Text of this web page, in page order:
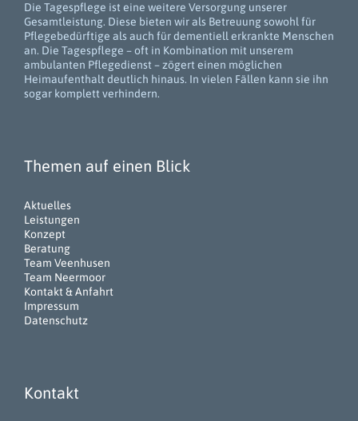
Die Tagespflege ist eine weitere Versorgung unserer
Gesamtleistung. Diese bieten wir als Betreuung sowohl für
Pflegebedürftige als auch für dementiell erkrankte Menschen
an. Die Tagespflege – oft in Kombination mit unserem
ambulanten Pflegedienst – zögert einen möglichen
Heimaufenthalt deutlich hinaus. In vielen Fällen kann sie ihn
sogar komplett verhindern.
Themen auf einen Blick
Aktuelles
Leistungen
Konzept
Beratung
Team Veenhusen
Team Neermoor
Kontakt & Anfahrt
Impressum
Datenschutz
Kontakt